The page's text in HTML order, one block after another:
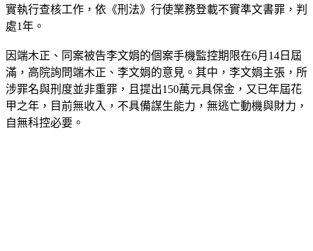
支結算餘額不符，會計師查核時應該修正，可見端木正沒有確
實執行查核工作，依《刑法》行使業務登載不實準文書罪，判
因端木正、同案被告李文娟的個案手機監控期限在6月14日屆
滿，高院詢問端木正、李文娟的意見。其中，李文娟主張，所
涉罪名與刑度並非重罪，且提出150萬元具保金，又已年屆花
甲之年，目前無收入，不具備謀生能力，無逃亡動機與財力，